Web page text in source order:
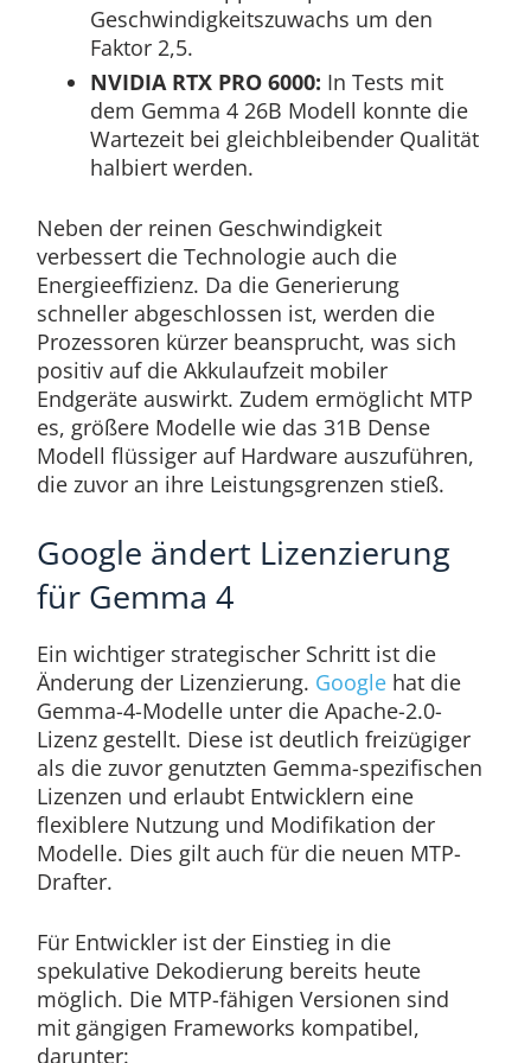
Geschwindigkeitszuwachs um den
Faktor 2,5.
NVIDIA RTX PRO 6000: In Tests mit
dem Gemma 4 26B Modell konnte die
Wartezeit bei gleichbleibender Qualität
halbiert werden.
Neben der reinen Geschwindigkeit
verbessert die Technologie auch die
Energieeffizienz. Da die Generierung
schneller abgeschlossen ist, werden die
Prozessoren kürzer beansprucht, was sich
positiv auf die Akkulaufzeit mobiler
Endgeräte auswirkt. Zudem ermöglicht MTP
es, größere Modelle wie das 31B Dense
Modell flüssiger auf Hardware auszuführen,
die zuvor an ihre Leistungsgrenzen stieß.
Google ändert Lizenzierung
für Gemma 4
Ein wichtiger strategischer Schritt ist die
Änderung der Lizenzierung. Googlehat die
Gemma-4-Modelle unter die Apache-2.0-
Lizenz gestellt. Diese ist deutlich freizügiger
als die zuvor genutzten Gemma-spezifischen
Lizenzen und erlaubt Entwicklern eine
flexiblere Nutzung und Modifikation der
Modelle. Dies gilt auch für die neuen MTP-
Drafter.
Für Entwickler ist der Einstieg in die
spekulative Dekodierung bereits heute
möglich. Die MTP-fähigen Versionen sind
mit gängigen Frameworks kompatibel,
darunter: